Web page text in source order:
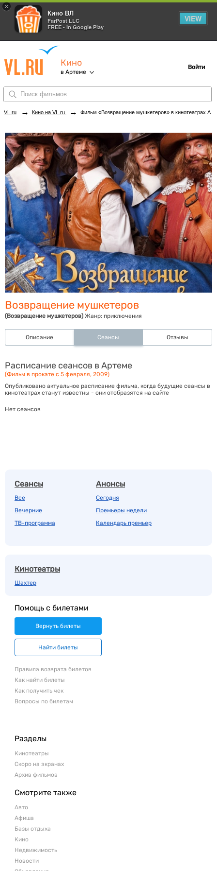
×
Кино ВЛ
FarPost LLC
FREE - In Google Play
VIEW
Кино
в Артеме
Войти
VL.ru → Кино на VL.ru → Фильм «Возвращение мушкетеров» в кинотеатрах Артема. Купить билеты!
Возвращение мушкетеров
(Возвращение мушкетеров) Жанр: приключения
Описание Сеансы Отзывы
Расписание сеансов в Артеме
(Фильм в прокате с 5 февраля, 2009)
Опубликовано актуальное расписание фильма, когда будущие сеансы в
кинотеатрах станут известны - они отобразятся на сайте
Нет сеансов
Сеансы
Все
Вечерние
ТВ-программа
Анонсы
Сегодня
Премьеры недели
Календарь премьер
Кинотеатры
Шахтер
Помощь с билетами
Вернуть билеты
Найти билеты
Правила возврата билетов
Как найти билеты
Как получить чек
Вопросы по билетам
Разделы
Кинотеатры
Скоро на экранах
Архив фильмов
Смотрите также
Авто
Афиша
Базы отдыха
Кино
Недвижимость
Новости